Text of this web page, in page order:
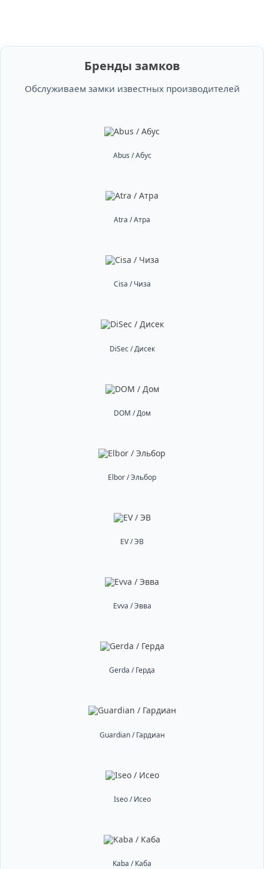
Бренды замков
Обслуживаем замки известных производителей
Abus / Абус
Atra / Атра
Cisa / Чиза
DiSec / Дисек
DOM / Дом
Elbor / Эльбор
EV / ЭВ
Evva / Эвва
Gerda / Герда
Guardian / Гардиан
Iseo / Исео
Kaba / Каба